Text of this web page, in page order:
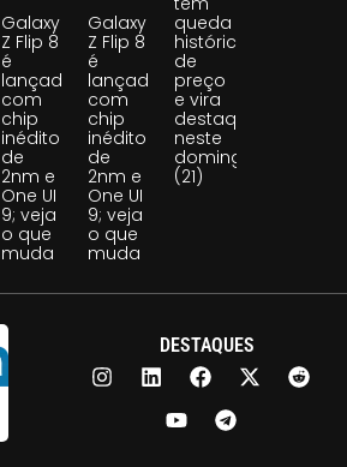
Galaxy
Z Flip 8
é
lançado
com
chip
inédito
de
2nm e
One UI
9; veja
o que
muda
Galaxy
Z Flip 8
é
lançado
com
chip
inédito
de
2nm e
One UI
9; veja
o que
muda
queda
histórica
de
preço
e vira
destaque
neste
domingo
(21)
DESTAQUES